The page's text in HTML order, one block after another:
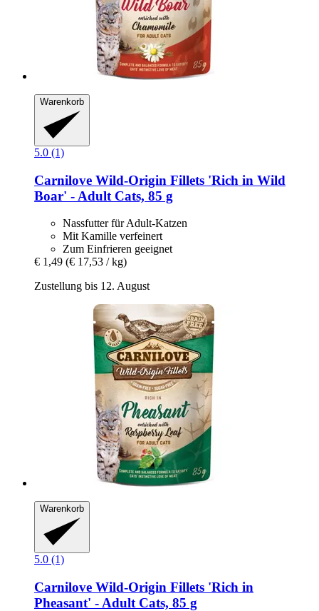
Warenkorb
5.0 (1)
Carnilove Wild-​Origin Fillets 'Rich in Wild
Boar' -​ Adult Cats, 85 g
Nassfutter für Adult-Katzen
Mit Kamille verfeinert
Zum Einfrieren geeignet
€ 1,49 (€ 17,53 / kg)
Zustellung bis 12. August
Warenkorb
5.0 (1)
Carnilove Wild-​Origin Fillets 'Rich in
Pheasant' -​ Adult Cats, 85 g